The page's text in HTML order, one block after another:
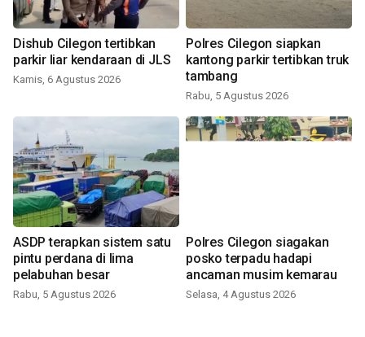
Dishub Cilegon tertibkan
parkir liar kendaraan di JLS
Kamis, 6 Agustus 2026
Polres Cilegon siapkan
kantong parkir tertibkan truk
tambang
Rabu, 5 Agustus 2026
ASDP terapkan sistem satu
pintu perdana di lima
pelabuhan besar
Rabu, 5 Agustus 2026
Polres Cilegon siagakan
posko terpadu hadapi
ancaman musim kemarau
Selasa, 4 Agustus 2026